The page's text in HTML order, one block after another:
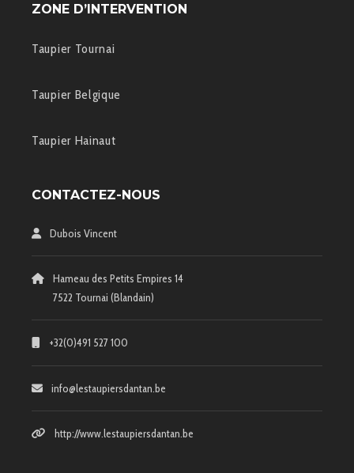
ZONE D’INTERVENTION
Taupier Tournai
Taupier Belgique
Taupier Hainaut
CONTACTEZ-NOUS
Dubois Vincent
Hameau des Petits Empires 14
7522 Tournai (Blandain)
+32(0)491 527 100
info@lestaupiersdantan.be
http://www.lestaupiersdantan.be